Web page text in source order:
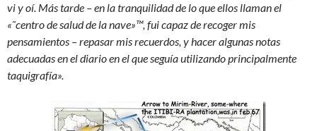
vi y oí. Más tarde – en la tranquilidad de lo que ellos llaman el
«˜centro de salud de la nave»™, fui capaz de recoger mis
pensamientos – repasar mis recuerdos, y hacer algunas notas
adecuadas en el diario en el que seguía utilizando principalmente
taquigrafía».